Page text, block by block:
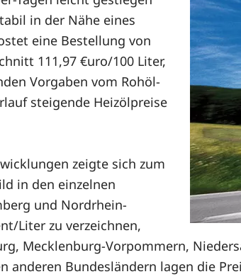
in der Nähe eines
eine Bestellung von
111,97 €uro/100 Liter,
Vorgaben vom Rohöl-
steigende Heizölpreise
zeigte sich zum
in den einzelnen
und Nordrhein-
Liter zu verzeichnen,
Mecklenburg-Vorpommern,
anderen Bundesländern lagen die